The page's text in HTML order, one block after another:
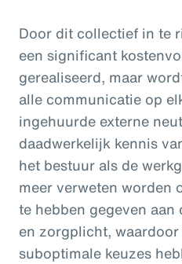
Door dit collectief in te
een significant
gerealiseerd, maar
alle communicatie op
ingehuurde externe
daadwerkelijk kennis
het bestuur als de
meer verweten worden
te hebben gegeven
en zorgplicht,
suboptimale keuzes